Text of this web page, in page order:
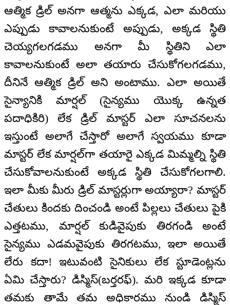
ఆత్మిక డ్రిల్ అనగా ఆత్మను ఎక్కడ, ఎలా మరియు
ఎప్పుడు కావాలనుకుంటే అప్పుడు, అక్కడ స్థితి
చెయ్యగలగడము అనగా మీ స్థితిని ఎలా
కావాలనుకుంటే అలా తయారు చేసుకోగలగడము,
దీనినే ఆత్మిక డ్రిల్ అని అంటాము. ఎలా అయితే
సైన్యానికి మార్షల్ (సైన్యము యొక్క ఉన్నత
పదాధికిరి) లేక డ్రిల్ మాస్టర్ ఎలా సూచనలను
ఇస్తుంటే అలాగే చేస్తారో అలాగే స్వయము కూడా
మాస్టర్ లేక మార్షల్‌గా తయారై ఎక్కడ మిమ్మల్ని స్థితి
చేసుకోవాలనుకుంటే అక్కడ స్థితి చేసుకోగలగాలి.
ఇలా మీకు మీరు డ్రిల్ మాస్టర్లుగా అయ్యారా? మాస్టర్
చేతులు కిందకు దించండి అంటే పిల్లలు చేతులు పైకి
ఎత్తటము, మార్షల్ కుడివైపుకు తిరగండి అంటే
సైన్యము ఎడమవైపుకు తిరగటము, ఇలా అయితే
లేరు కదా! ఇటువంటి సైనికులు లేక స్టూడెంట్లను
ఏమి చేస్తారు? డిస్మిస్(బర్తరఫ్). మరి ఇక్కడ కూడా
తమకు తామే తమ అధికారము నుండి డిస్మిస్